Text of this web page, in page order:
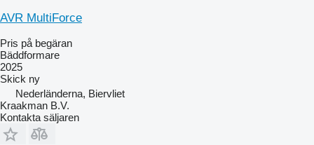
AVR MultiForce
Pris på begäran
Bäddformare
2025
Skick ny
Nederländerna, Biervliet
Kraakman B.V.
Kontakta säljaren